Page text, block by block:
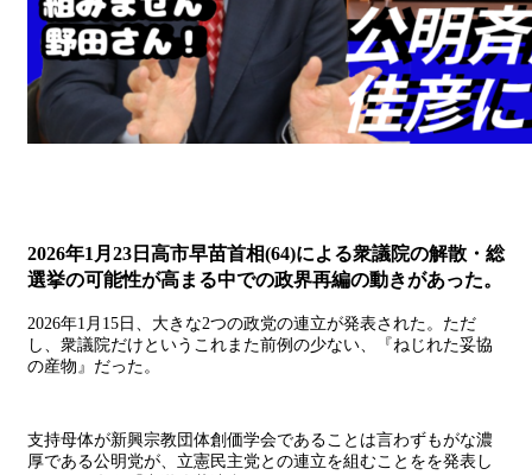
2026年1月23日高市早苗首相(64)による衆議院の解散・総
選挙の可能性が高まる中での政界再編の動きがあった。
2026年1月15日、大きな2つの政党の連立が発表された。ただ
し、衆議院だけというこれまた前例の少ない、『ねじれた妥協
の産物』だった。
支持母体が新興宗教団体創価学会であることは言わずもがな濃
厚である公明党が、立憲民主党との連立を組むことをを発表し